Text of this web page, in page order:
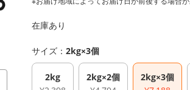
在庫あり
サイズ： 2kg×3個
2kg
2kg×2個
2kg×3個